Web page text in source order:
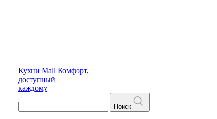
Кухни Mall Комфорт,
доступный
каждому
Поиск